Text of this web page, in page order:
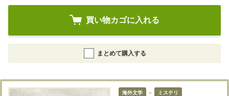
買い物カゴに入れる
まとめて購入する
海外文学 ＞ ミステリ